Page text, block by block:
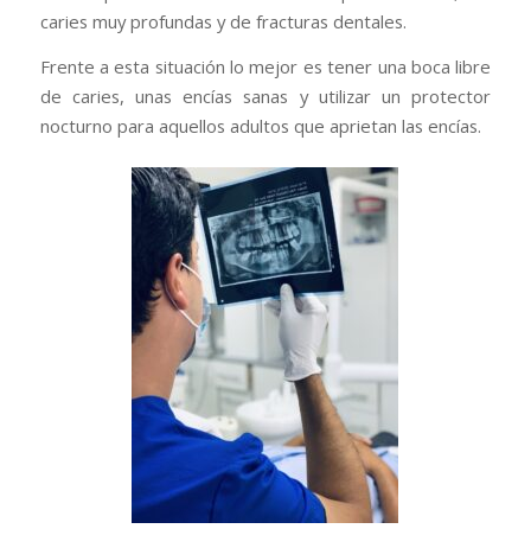
caries muy profundas y de fracturas dentales.
Frente a esta situación lo mejor es tener una boca libre
de caries, unas encías sanas y utilizar un protector
nocturno para aquellos adultos que aprietan las encías.